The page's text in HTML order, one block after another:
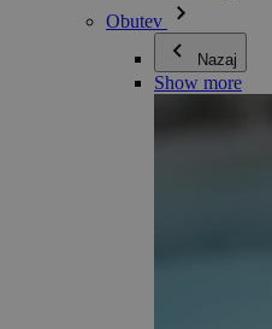
Obutev
Nazaj
Show more